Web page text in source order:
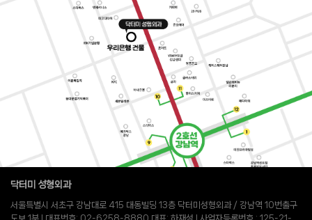
닥터미 성형외과
서울특별시 서초구 강남대로 415 대동빌딩 13층 닥터미성형외과 / 강남역 10번출구
도보 1분 l 대표번호: 02-6258-8880 대표: 하재성 l 사업자등록번호 : 125-21-